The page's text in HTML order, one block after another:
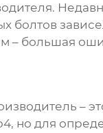
– большая
–
но для